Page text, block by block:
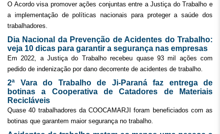
O Acordo visa promover ações conjuntas entre a Justiça do Trabalho e
a implementação de políticas nacionais para proteger a saúde dos
trabalhadores.
Dia Nacional da Prevenção de Acidentes do Trabalho:
veja 10 dicas para garantir a segurança nas empresas
Em 2022, a Justiça do Trabalho recebeu quase 93 mil ações com
pedido de indenização por dano decorrente de acidentes de trabalho.
2ª Vara do Trabalho de Ji-Paraná faz entrega de
botinas a Cooperativa de Catadores de Materiais
Recicláveis
Quase 40 trabalhadores da COOCAMARJI foram beneficiados com as
botinas que garantem maior segurança no trabalho.